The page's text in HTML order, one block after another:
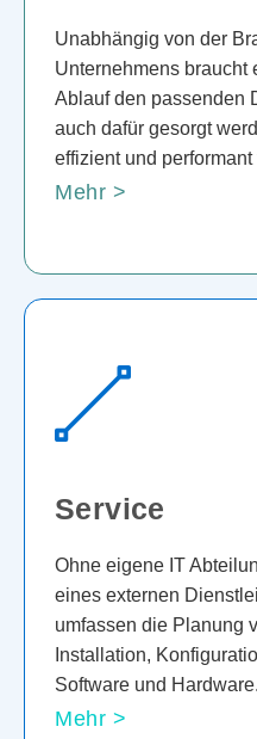
Unabhängig von der
Unternehmens braucht
Ablauf den passenden
auch dafür gesorgt
effizient und performant
Mehr >
Service
Ohne eigene IT
eines externen
umfassen die Planung
Installation,
Software und Hardware.
Mehr >